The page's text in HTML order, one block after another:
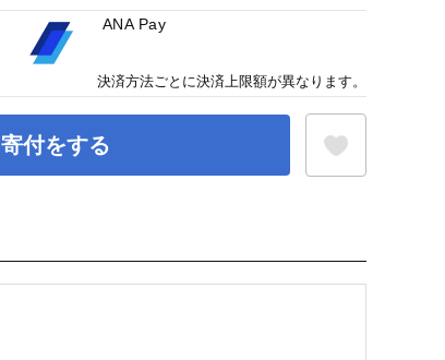
寄付をする
ANA Pay
決済方法ごとに決済上限額が異なります。